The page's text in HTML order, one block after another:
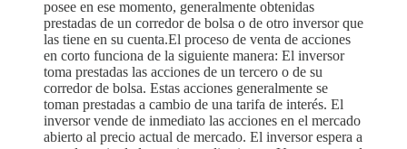
posee en ese momento, generalmente obtenidas
prestadas de un corredor de bolsa o de otro inversor que
las tiene en su cuenta.El proceso de venta de acciones
en corto funciona de la siguiente manera: El inversor
toma prestadas las acciones de un tercero o de su
corredor de bolsa. Estas acciones generalmente se
toman prestadas a cambio de una tarifa de interés. El
inversor vende de inmediato las acciones en el mercado
abierto al precio actual de mercado. El inversor espera a